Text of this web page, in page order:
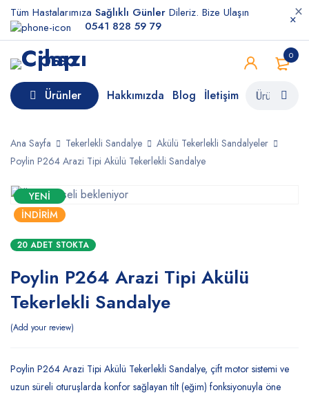
Tüm Hastalarımıza Sağlıklı Günler Dileriz. Bize Ulaşın
0541 828 59 79
0
Ürünler Hakkımızda Blog İletişim
Ana Sayfa Tekerlekli Sandalye
Akülü Tekerlekli Sandalyeler
Poylin P264 Arazi Tipi Akülü Tekerlekli Sandalye
YENI
İNDIRIM
20 ADET STOKTA
Poylin P264 Arazi Tipi Akülü
Tekerlekli Sandalye
Add your review
Poylin P264 Arazi Tipi Akülü Tekerlekli Sandalye, çift motor sistemi ve
uzun süreli oturuşlarda konfor sağlayan tilt (eğim) fonksiyonuyla öne